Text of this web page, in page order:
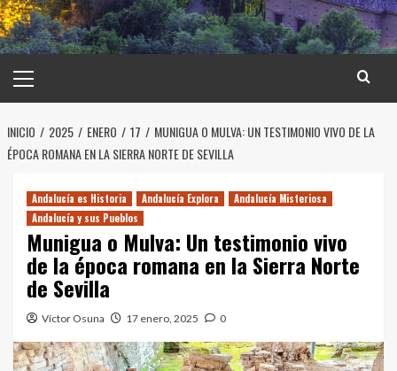
principal
INICIO 2025 ENERO 17
MUNIGUA O MULVA: UN TESTIMONIO VIVO DE LA
ÉPOCA ROMANA EN LA SIERRA NORTE DE SEVILLA
Andalucía es Historia Andalucía Explora
Andalucía Misteriosa
Andalucía y sus Pueblos
Munigua o Mulva: Un testimonio vivo
de la época romana en la Sierra Norte
de Sevilla
Víctor Osuna 17 enero, 2025 0